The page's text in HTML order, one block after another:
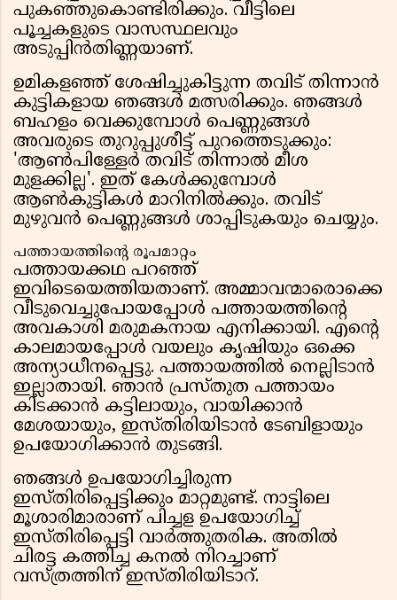
പുകഞ്ഞുകൊണ്ടിരിക്കും. വീട്ടിലെ
പൂച്ചകളുടെ വാസസ്ഥലവും
അടുപ്പിൻതിണ്ണയാണ്.
ഉമികളഞ്ഞ് ശേഷിച്ചുകിട്ടുന്ന തവിട് തിന്നാൻ
കുട്ടികളായ ഞങ്ങൾ മത്സരിക്കും. ഞങ്ങൾ
ബഹളം വെക്കുമ്പോൾ പെണ്ണുങ്ങൾ
അവരുടെ തുറുപ്പുശീട്ട് പുറത്തെടുക്കും:
'ആൺപിള്ളേർ തവിട് തിന്നാൽ മീശ
മുളക്കില്ല'. ഇത് കേൾക്കുമ്പോൾ
ആൺകുട്ടികൾ മാറിനിൽക്കും. തവിട്
മുഴുവൻ പെണ്ണുങ്ങൾ ശാപ്പിടുകയും ചെയ്യും.
പത്തായത്തിന്റെ രൂപമാറ്റം
പത്തായക്കഥ പറഞ്ഞ്
ഇവിടെയെത്തിയതാണ്. അമ്മാവന്മാരൊക്കെ
വീടുവെച്ചുപോയപ്പോൾ പത്തായത്തിന്റെ
അവകാശി മരുമകനായ എനിക്കായി. എന്റെ
കാലമായപ്പോൾ വയലും കൃഷിയും ഒക്കെ
അന്യാധീനപ്പെട്ടു. പത്തായത്തിൽ നെല്ലിടാൻ
ഇല്ലാതായി. ഞാൻ പ്രസ്തുത പത്തായം
കിടക്കാൻ കട്ടിലായും, വായിക്കാൻ
മേശയായും, ഇസ്തിരിയിടാൻ ടേബിളായും
ഉപയോഗിക്കാൻ തുടങ്ങി.
ഞങ്ങൾ ഉപയോഗിച്ചിരുന്ന
ഇസ്തിരിപ്പെട്ടിക്കും മാറ്റമുണ്ട്. നാട്ടിലെ
മൂശാരിമാരാണ് പിച്ചള ഉപയോഗിച്ച്
ഇസ്തിരിപ്പെട്ടി വാർത്തുതരിക. അതിൽ
ചിരട്ട കത്തിച്ച കനൽ നിറച്ചാണ്
വസ്ത്രത്തിന് ഇസ്തിരിയിടാറ്.